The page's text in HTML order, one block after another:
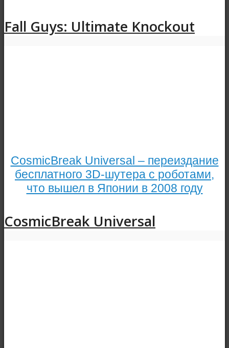
Fall Guys: Ultimate Knockout
CosmicBreak Universal – переиздание
бесплатного 3D-шутера с роботами,
что вышел в Японии в 2008 году
CosmicBreak Universal